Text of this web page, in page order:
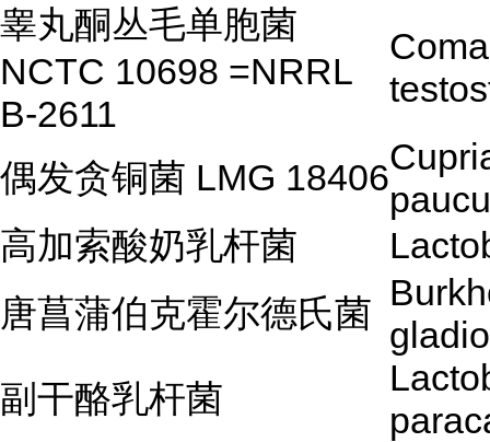
睾丸酮丛毛单胞菌
NCTC 10698 =NRRL
B-2611
偶发贪铜菌 LMG 18406
高加索酸奶乳杆菌
唐菖蒲伯克霍尔德氏菌
副干酪乳杆菌